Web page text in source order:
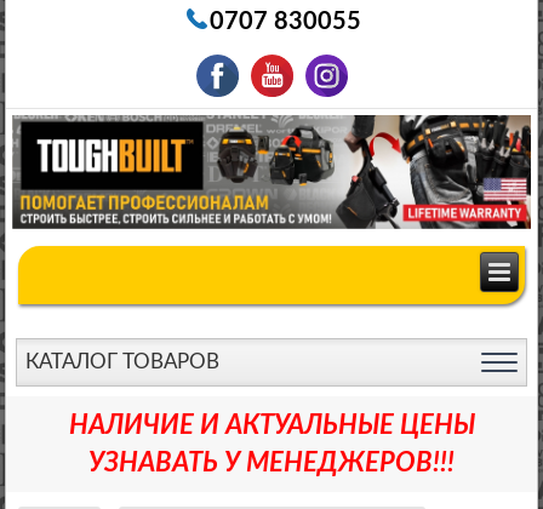
0707 830055
КАТАЛОГ ТОВАРОВ
НАЛИЧИЕ И АКТУАЛЬНЫЕ ЦЕНЫ
УЗНАВАТЬ У МЕНЕДЖЕРОВ!!!